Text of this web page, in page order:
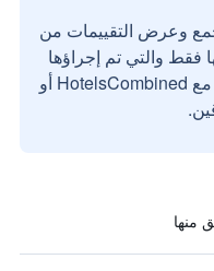
وعرض التقييمات من
فقط والتي تم إجراؤها
بواسطة مستخدمين حقيقيين مع HotelsCombined أو